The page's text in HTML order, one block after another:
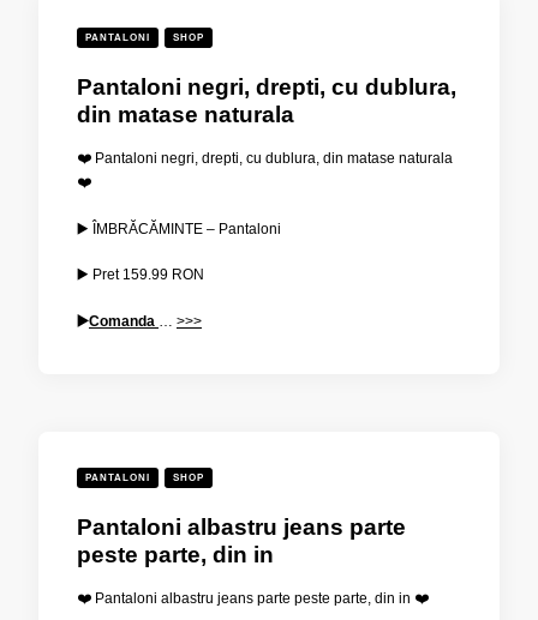
PANTALONI SHOP
Pantaloni negri, drepti, cu dublura,
din matase naturala
❤️ Pantaloni negri, drepti, cu dublura, din matase naturala
❤️
▶️ ÎMBRĂCĂMINTE – Pantaloni
▶️ Pret 159.99 RON
▶️Comanda … >>>
PANTALONI SHOP
Pantaloni albastru jeans parte
peste parte, din in
❤️ Pantaloni albastru jeans parte peste parte, din in ❤️